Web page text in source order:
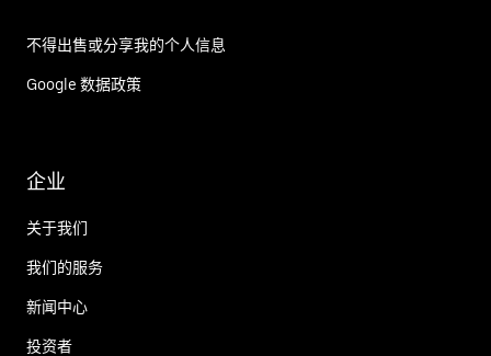
不得出售或分享我的个人信息
Google 数据政策
企业
关于我们
我们的服务
新闻中心
投资者